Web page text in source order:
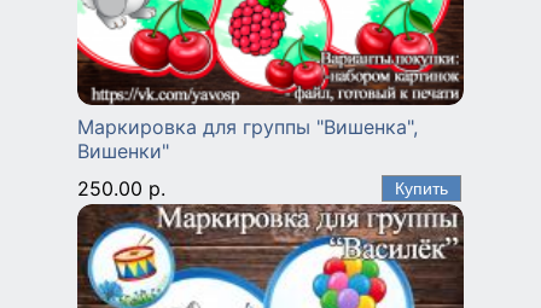
Маркировка для группы "Вишенка",
Вишенки"
250.00 р.